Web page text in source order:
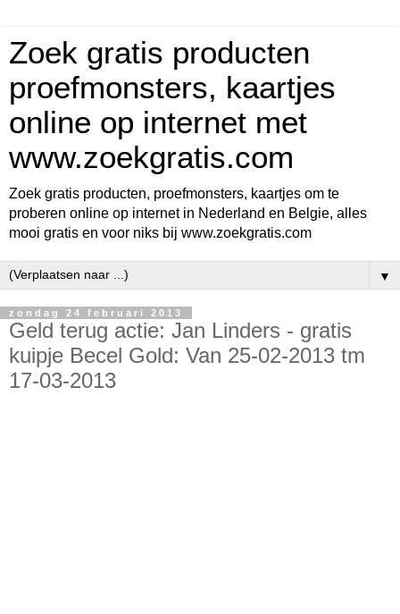
Zoek gratis producten
proefmonsters, kaartjes
online op internet met
www.zoekgratis.com
Zoek gratis producten, proefmonsters, kaartjes om te
proberen online op internet in Nederland en Belgie, alles
mooi gratis en voor niks bij www.zoekgratis.com
▼
zondag 24 februari 2013
Geld terug actie: Jan Linders - gratis
kuipje Becel Gold: Van 25-02-2013 tm
17-03-2013